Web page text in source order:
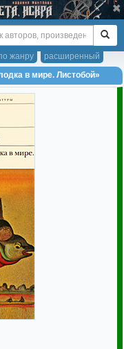
расширенный
жанру
в мире. Листобой»